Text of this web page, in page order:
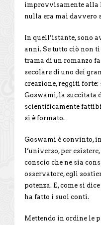
improvvisamente alla
nulla era mai davvero
In quell’istante, sono
anni. Se tutto ciò non
trama di un romanzo
secolare di uno dei
creazione, reggiti
Goswami, la succitata
scientificamente
si è formato.
Goswami è convinto,
l’universo, per
conscio che ne sia
osservatore, egli
potenza. E, come si
ha fatto i suoi conti.
Mettendo in ordine le